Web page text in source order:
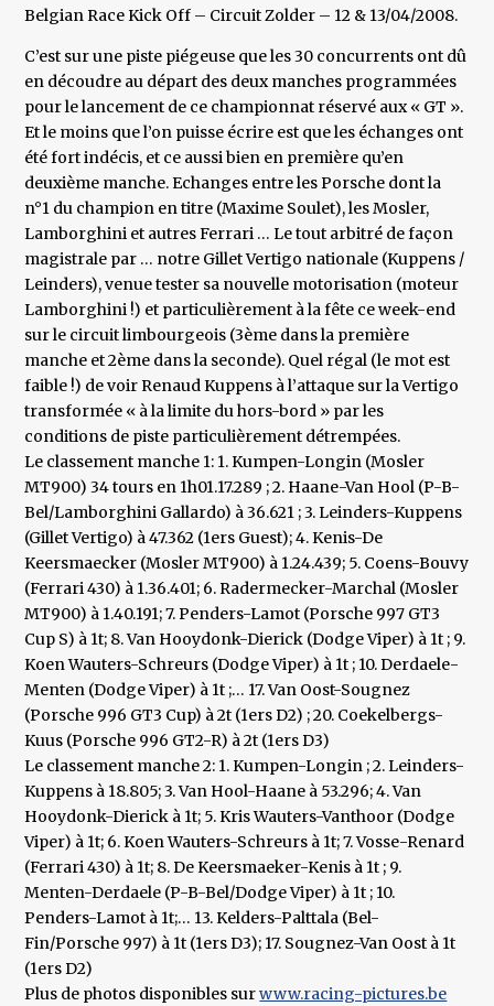
Belgian Race Kick Off – Circuit Zolder – 12 & 13/04/2008.
C’est sur une piste piégeuse que les 30 concurrents ont dû
en découdre au départ des deux manches programmées
pour le lancement de ce championnat réservé aux « GT ».
Et le moins que l’on puisse écrire est que les échanges ont
été fort indécis, et ce aussi bien en première qu’en
deuxième manche. Echanges entre les Porsche dont la
n°1 du champion en titre (Maxime Soulet), les Mosler,
Lamborghini et autres Ferrari … Le tout arbitré de façon
magistrale par … notre Gillet Vertigo nationale (Kuppens /
Leinders), venue tester sa nouvelle motorisation (moteur
Lamborghini !) et particulièrement à la fête ce week-end
sur le circuit limbourgeois (3ème dans la première
manche et 2ème dans la seconde). Quel régal (le mot est
faible !) de voir Renaud Kuppens à l’attaque sur la Vertigo
transformée « à la limite du hors-bord » par les
conditions de piste particulièrement détrempées.
Le classement manche 1: 1. Kumpen-Longin (Mosler
MT900) 34 tours en 1h01.17.289 ; 2. Haane-Van Hool (P-B-
Bel/Lamborghini Gallardo) à 36.621 ; 3. Leinders-Kuppens
(Gillet Vertigo) à 47.362 (1ers Guest); 4. Kenis-De
Keersmaecker (Mosler MT900) à 1.24.439; 5. Coens-Bouvy
(Ferrari 430) à 1.36.401; 6. Radermecker-Marchal (Mosler
MT900) à 1.40.191; 7. Penders-Lamot (Porsche 997 GT3
Cup S) à 1t; 8. Van Hooydonk-Dierick (Dodge Viper) à 1t ; 9.
Koen Wauters-Schreurs (Dodge Viper) à 1t ; 10. Derdaele-
Menten (Dodge Viper) à 1t ;… 17. Van Oost-Sougnez
(Porsche 996 GT3 Cup) à 2t (1ers D2) ; 20. Coekelbergs-
Kuus (Porsche 996 GT2-R) à 2t (1ers D3)
Le classement manche 2: 1. Kumpen-Longin ; 2. Leinders-
Kuppens à 18.805; 3. Van Hool-Haane à 53.296; 4. Van
Hooydonk-Dierick à 1t; 5. Kris Wauters-Vanthoor (Dodge
Viper) à 1t; 6. Koen Wauters-Schreurs à 1t; 7. Vosse-Renard
(Ferrari 430) à 1t; 8. De Keersmaeker-Kenis à 1t ; 9.
Menten-Derdaele (P-B-Bel/Dodge Viper) à 1t ; 10.
Penders-Lamot à 1t;… 13. Kelders-Palttala (Bel-
Fin/Porsche 997) à 1t (1ers D3); 17. Sougnez-Van Oost à 1t
(1ers D2)
Plus de photos disponibles surwww.racing-pictures.be